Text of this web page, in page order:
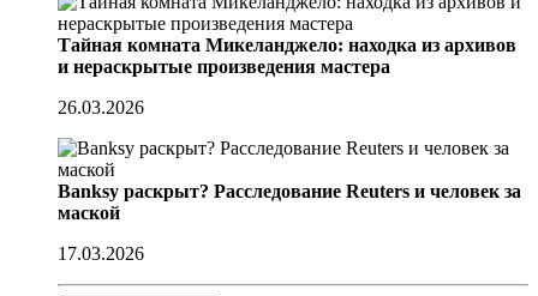
Тайная комната Микеланджело: находка из архивов
и нераскрытые произведения мастера
26.03.2026
Banksy раскрыт? Расследование Reuters и человек за
маской
17.03.2026